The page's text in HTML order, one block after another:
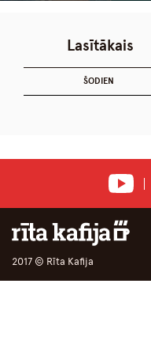
Lasītākais
ŠODIEN
2017 © Rīta Kafija